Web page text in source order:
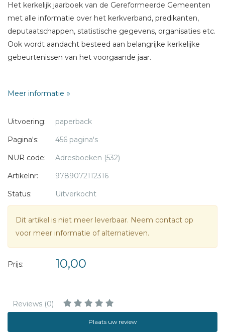
Het kerkelijk jaarboek van de Gereformeerde Gemeenten
met alle informatie over het kerkverband, predikanten,
deputaatschappen, statistische gegevens, organisaties etc.
Ook wordt aandacht besteed aan belangrijke kerkelijke
gebeurtenissen van het voorgaande jaar.
dienstverlening van de Gereformeerde Gemeenten.
Meer informatie
Uitvoering:
paperback
Pagina's:
456 pagina's
NUR code:
Adresboeken (532)
Artikelnr:
9789072112316
Status:
Uitverkocht
Dit artikel is niet meer leverbaar. Neem contact op
voor meer informatie of alternatieven.
Prijs: 10,00
Reviews (0)
Plaats uw review
Bericht *
* = verplicht